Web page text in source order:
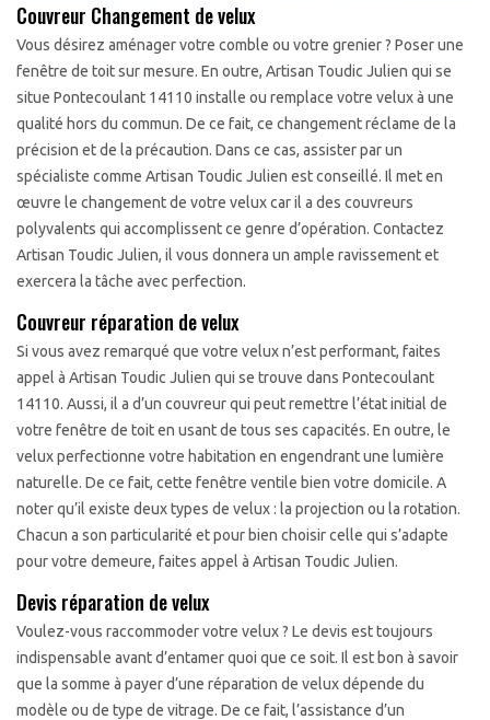
Couvreur Changement de velux
Vous désirez aménager votre comble ou votre grenier ? Poser une
fenêtre de toit sur mesure. En outre, Artisan Toudic Julien qui se
situe Pontecoulant 14110 installe ou remplace votre velux à une
qualité hors du commun. De ce fait, ce changement réclame de la
précision et de la précaution. Dans ce cas, assister par un
spécialiste comme Artisan Toudic Julien est conseillé. Il met en
œuvre le changement de votre velux car il a des couvreurs
polyvalents qui accomplissent ce genre d’opération. Contactez
Artisan Toudic Julien, il vous donnera un ample ravissement et
exercera la tâche avec perfection.
Couvreur réparation de velux
Si vous avez remarqué que votre velux n’est performant, faites
appel à Artisan Toudic Julien qui se trouve dans Pontecoulant
14110. Aussi, il a d’un couvreur qui peut remettre l’état initial de
votre fenêtre de toit en usant de tous ses capacités. En outre, le
velux perfectionne votre habitation en engendrant une lumière
naturelle. De ce fait, cette fenêtre ventile bien votre domicile. A
noter qu’il existe deux types de velux : la projection ou la rotation.
Chacun a son particularité et pour bien choisir celle qui s’adapte
pour votre demeure, faites appel à Artisan Toudic Julien.
Devis réparation de velux
Voulez-vous raccommoder votre velux ? Le devis est toujours
indispensable avant d’entamer quoi que ce soit. Il est bon à savoir
que la somme à payer d’une réparation de velux dépende du
modèle ou de type de vitrage. De ce fait, l’assistance d’un